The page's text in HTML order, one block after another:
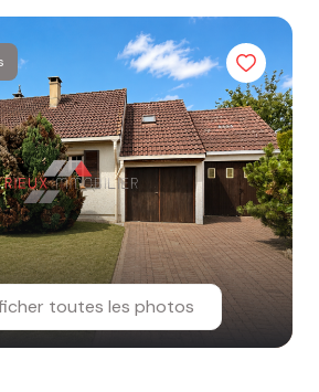
toutes les photos